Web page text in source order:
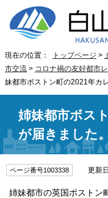
現在の位置： トップページ >
市交流 > コロナ禍の友好都市
妹都市ボストン町の2021年カ
姉妹都市ボス
が届きました。
ページ番号1003338 更新
姉妹都市の英国ボストン